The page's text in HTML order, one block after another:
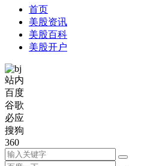
首页
美股资讯
美股百科
美股开户
站内
百度
谷歌
必应
搜狗
360